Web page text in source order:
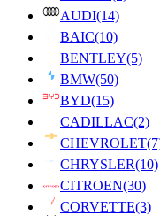
AUDI(14)
BAIC(10)
BENTLEY(5)
BMW(50)
BYD(15)
CADILLAC(2)
CHEVROLET
CHRYSLER(10)
CITROEN(30)
CORVETTE(3)